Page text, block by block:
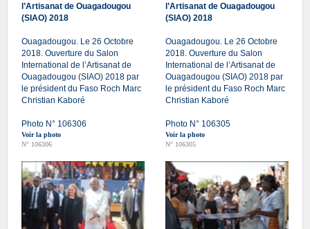
l’Artisanat de Ouagadougou
(SIAO) 2018
Ouagadougou. Le 26 Octobre
2018. Ouverture du Salon
International de l’Artisanat de
Ouagadougou (SIAO) 2018 par
le président du Faso Roch Marc
Christian Kaboré
Photo N° 106306
Voir la photo
N° 106306
l’Artisanat de Ouagadougou
(SIAO) 2018
Ouagadougou. Le 26 Octobre
2018. Ouverture du Salon
International de l’Artisanat de
Ouagadougou (SIAO) 2018 par
le président du Faso Roch Marc
Christian Kaboré
Photo N° 106305
Voir la photo
N° 106305